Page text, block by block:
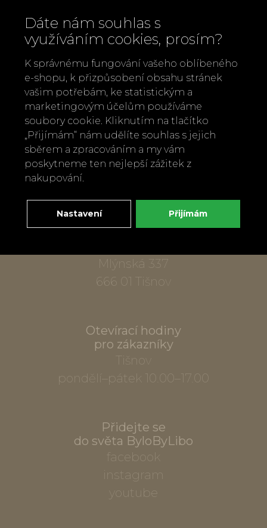
Zavolejte nám
+420 737 886 915
Napište nám
info@bylobylibo.cz
Mlýnská 337
666 01 Tišnov
Otevírací hodiny
pro zákazníky
Tišnov
pondělí–pátek 10.00–17.00
Přidejte se
do světa ByloByLibo
facebook
instagram
youtube
Dáte nám souhlas s
využíváním cookies, prosím?
K správnému fungování vašeho oblíbeného
e-shopu, k přizpůsobení obsahu stránek
vašim potřebám, ke statistickým a
marketingovým účelům používáme
soubory cookie. Kliknutím na tlačítko
„Přijímám“ nám udělíte souhlas s jejich
sběrem a zpracováním a my vám
poskytneme ten nejlepší zážitek z
nakupování.
Nastavení Přijímám